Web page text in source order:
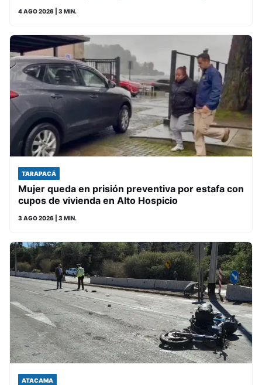
4 AGO 2026 | 3 MIN.
TARAPACÁ
Mujer queda en prisión preventiva por estafa con
cupos de vivienda en Alto Hospicio
3 AGO 2026 | 3 MIN.
ATACAMA